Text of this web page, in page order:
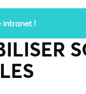
intranet !